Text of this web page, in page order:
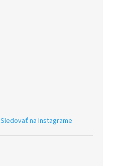
Sledovať na Instagrame